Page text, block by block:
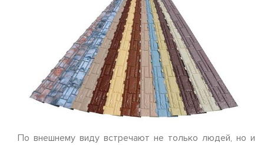
По внешнему виду встречают не только людей, но и